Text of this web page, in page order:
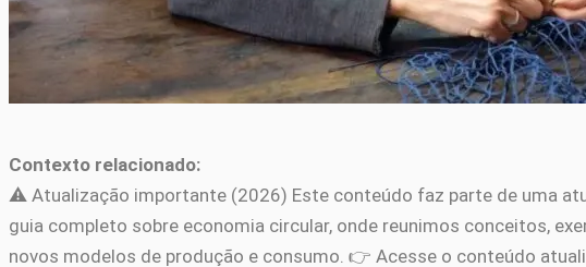
Contexto relacionado:
⚠️ Atualização importante (2026) Este conteúdo faz parte de uma
guia completo sobre economia circular, onde reunimos conceitos,
novos modelos de produção e consumo. 👉 Acesse o conteúdo